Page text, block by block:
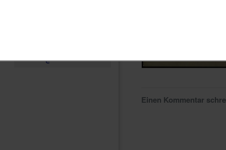
e
Einen Kommentar